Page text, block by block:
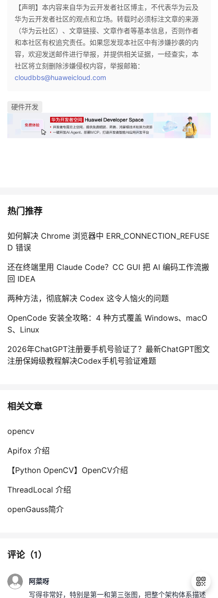
【声明】本内容来自华为云开发者社区博主，不代表华为云及
华为云开发者社区的观点和立场。转载时必须标注文章的来源
（华为云社区）、文章链接、文章作者等基本信息，否则作者
和本社区有权追究责任。如果您发现本社区中有涉嫌抄袭的内
容，欢迎发送邮件进行举报，并提供相关证据，一经查实，本
社区将立刻删除涉嫌侵权内容，举报邮箱：
cloudbbs@huaweicloud.com
硬件开发
热门推荐
如何解决 Chrome 浏览器中 ERR_CONNECTION_REFUSE
D 错误
还在终端里用 Claude Code？CC GUI 把 AI 编码工作流搬
回 IDEA
两种方法，彻底解决 Codex 这令人恼火的问题
OpenCode 安装全攻略：4 种方式覆盖 Windows、macO
S、Linux
2026年ChatGPT注册要手机号验证了？最新ChatGPT图文
注册保姆级教程解决Codex手机号验证难题
相关文章
opencv
Apifox 介绍
【Python OpenCV】OpenCV介绍
ThreadLocal 介绍
openGauss简介
评论（1）
阿菜呀
写得非常好，特别是第一和第三张图，把整个架构体系描述